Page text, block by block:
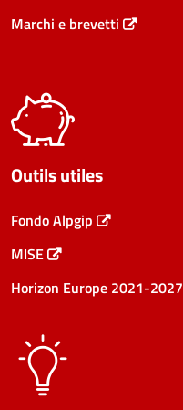
Marchi e brevetti
Outils utiles
Fondo Alpgip
MISE
Horizon Europe 2021-2027